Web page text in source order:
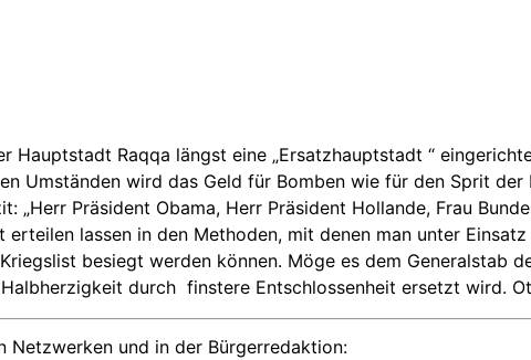
Hauptstadt Raqqa längst eine „Ersatzhauptstadt “
Umständen wird das Geld für Bomben wie für den Sprit der
„Herr Präsident Obama, Herr Präsident Hollande, Frau
lassen in den Methoden, mit denen man unter
besiegt werden können. Möge es dem Generalstab
durch finstere Entschlossenheit ersetzt wird.
Netzwerken und in der Bürgerredaktion: